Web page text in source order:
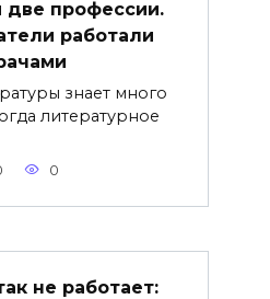
профессии.
работали
знает много
литературное
0
не работает: